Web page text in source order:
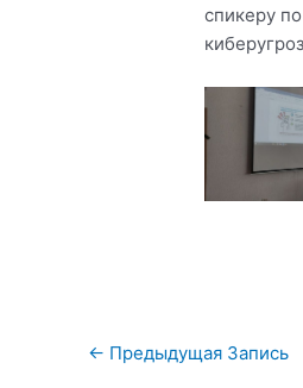
спикеру
Навигация
← Предыдущая Запись